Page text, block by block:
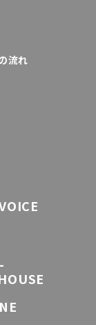
流れ